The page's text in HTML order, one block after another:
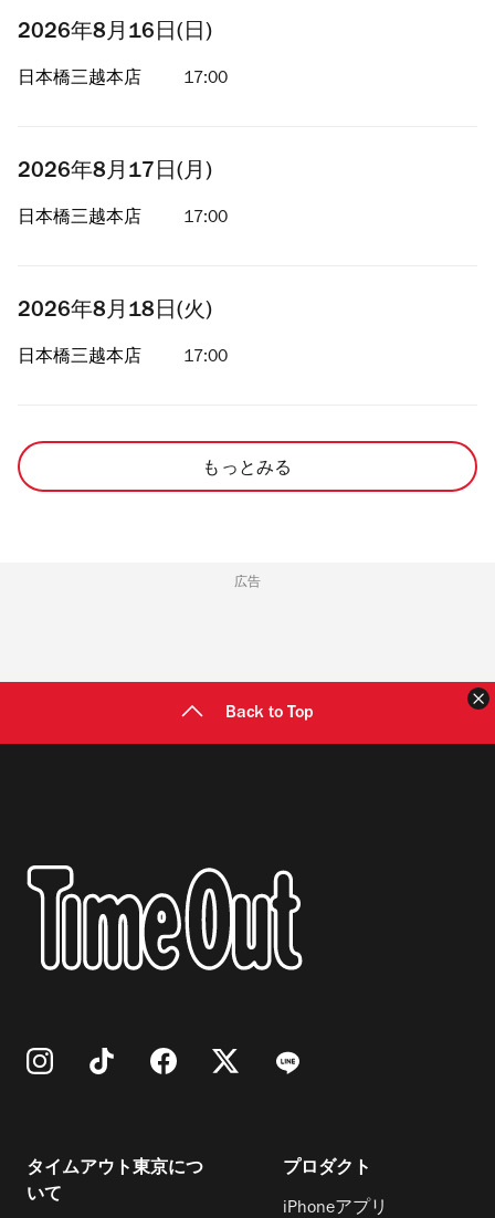
2026年8月16日(日)
日本橋三越本店 17:00
2026年8月17日(月)
日本橋三越本店 17:00
2026年8月18日(火)
日本橋三越本店 17:00
もっとみる
広告
Back to Top
タイムアウト東京につ
いて
プロダクト
iPhoneアプリ